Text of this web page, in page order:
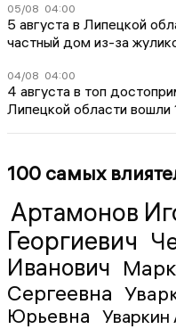
05/08 04:00
5 августа в Липецкой
частный дом из-за
04/08 04:00
4 августа в топ
Липецкой области вошли
100 самых
Артамонов
Георгиевич
Иванович
Сергеевна
Юрьевна